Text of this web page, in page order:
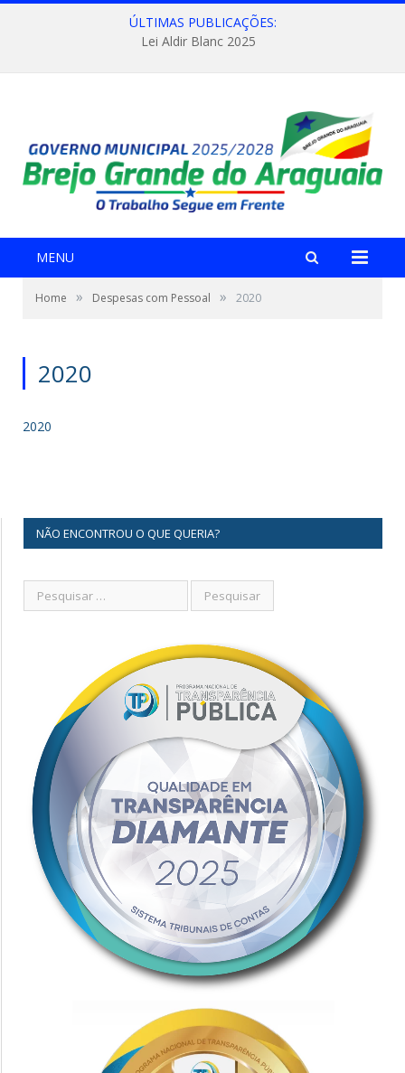
ÚLTIMAS PUBLICAÇÕES:
Lei Aldir Blanc 2025
MENU
Home » Despesas com Pessoal » 2020
2020
2020
NÃO ENCONTROU O QUE QUERIA?